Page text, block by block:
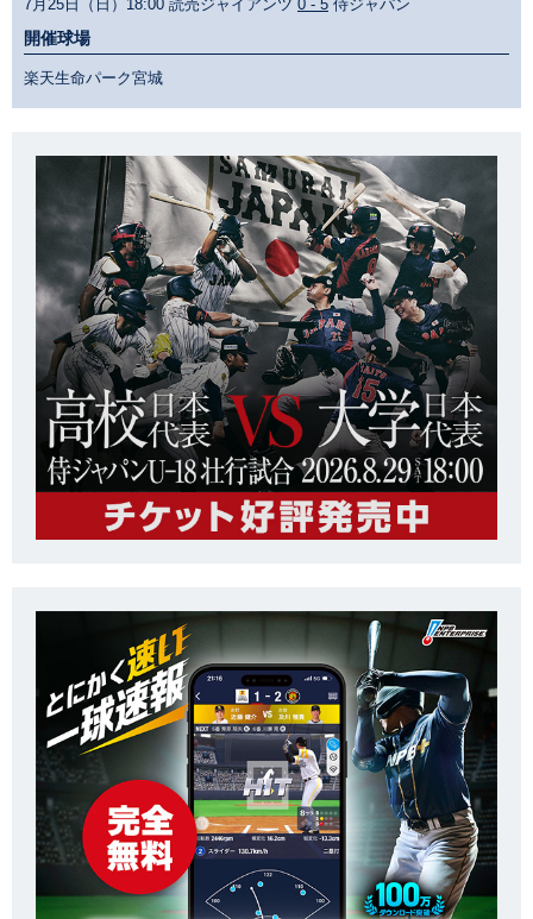
7月25日（日）18:00 読売ジャイアンツ 0 - 5 侍ジャパン
開催球場
楽天生命パーク宮城